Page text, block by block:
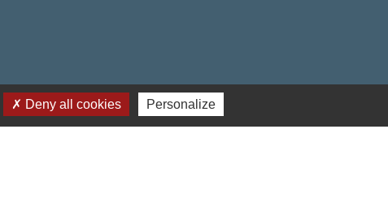
Deny all cookies Personalize